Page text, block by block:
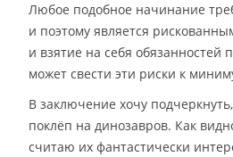
Любое подобное начинание
и поэтому является
и взятие на себя обязанностей
может свести эти риски к
В заключение хочу
поклёп на динозавров. Как
считаю их фантастически